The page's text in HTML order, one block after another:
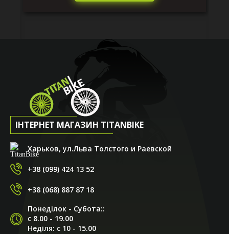
ІНТЕРНЕТ МАГАЗИН TITANBIKE
Харьков, ул.Льва Толстого и Раевской
+38 (099) 424 13 52
+38 (068) 887 87 18
Понеділок - Субота::
с 8.00 - 19.00
Неділя: с 10 - 15.00